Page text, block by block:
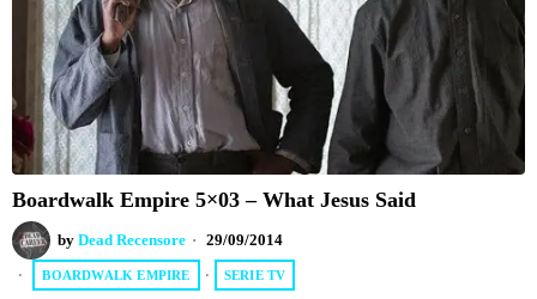
Boardwalk Empire 5×03 – What Jesus Said
by Dead Recensore 29/09/2014
BOARDWALK EMPIRE · SERIE TV